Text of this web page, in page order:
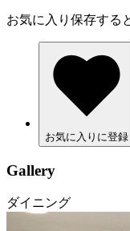
お気に入り保存する
お気に入りに登録
Gallery
ダイニング